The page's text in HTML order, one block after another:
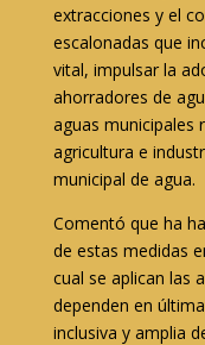
extracciones y el
escalonadas que
vital, impulsar la
ahorradores de
aguas municipales
agricultura e
municipal de agua.
Comentó que ha
de estas medidas
cual se aplican las
dependen en
inclusiva y amplia